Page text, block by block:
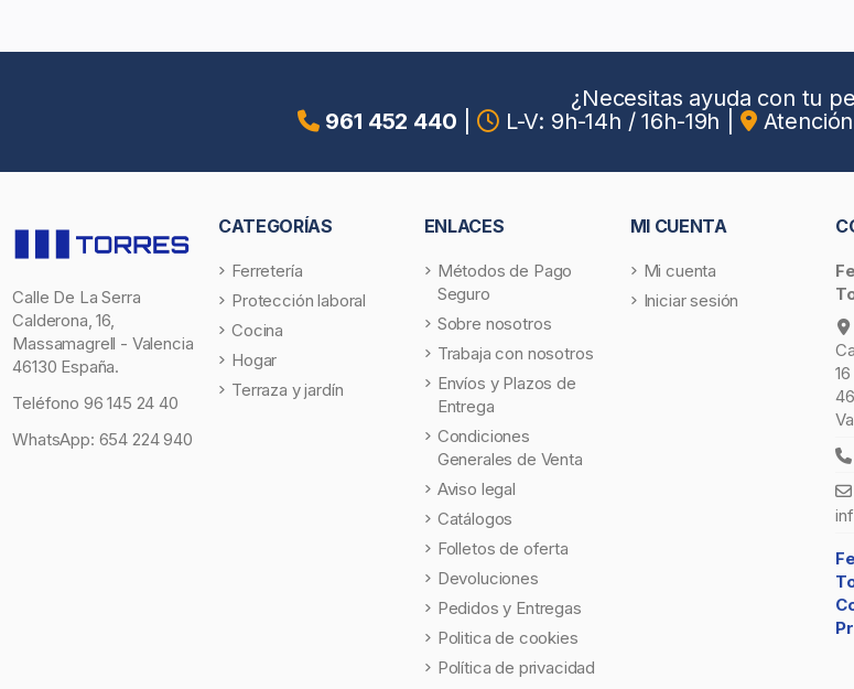
¿Necesitas ayuda con tu
961 452 440
L-V: 9h-14h / 16h-19h Atención
Calle De La Serra
Calderona, 16,
Massamagrell - Valencia
46130 España.
Teléfono 96 145 24 40
WhatsApp: 654 224 940
CATEGORÍAS
Ferretería
Protección laboral
Cocina
Hogar
Terraza y jardín
ENLACES
Métodos de Pago
Seguro
Sobre nosotros
Trabaja con nosotros
Envíos y Plazos de
Entrega
Condiciones
Generales de Venta
Aviso legal
Catálogos
Folletos de oferta
Devoluciones
Pedidos y Entregas
Politica de cookies
Política de privacidad
MI CUENTA
Mi cuenta
Iniciar sesión
16